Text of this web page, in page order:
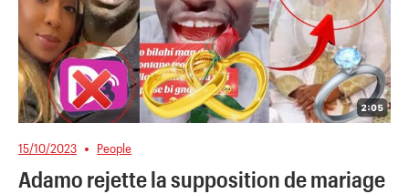
15/10/2023 People
Adamo rejette la supposition de mariage